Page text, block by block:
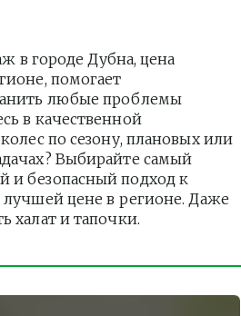
в городе Дубна, цена
помогает
любые проблемы
в качественной
по сезону, плановых или
Выбирайте самый
безопасный подход к
цене в регионе. Даже
халат и тапочки.